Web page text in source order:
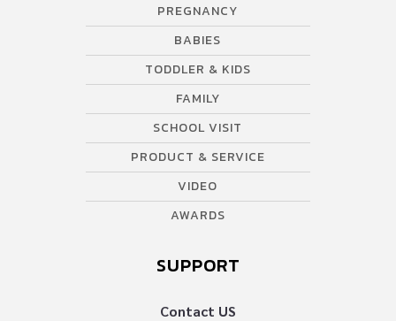
PREGNANCY
BABIES
TODDLER & KIDS
FAMILY
SCHOOL VISIT
PRODUCT & SERVICE
VIDEO
AWARDS
SUPPORT
Contact US